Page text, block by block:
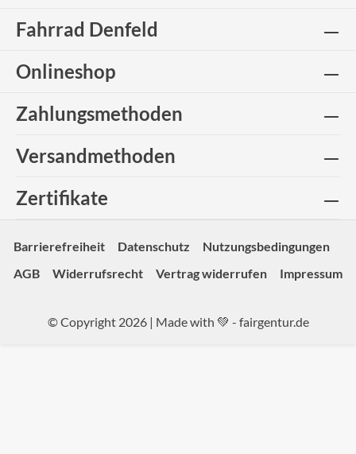
Fahrrad Denfeld
Onlineshop
Zahlungsmethoden
Versandmethoden
Zertifikate
Barrierefreiheit Datenschutz
Nutzungsbedingungen
AGB
Widerrufsrecht Vertrag widerrufen Impressum
© Copyright 2026 | Made with 💚 - fairgentur.de